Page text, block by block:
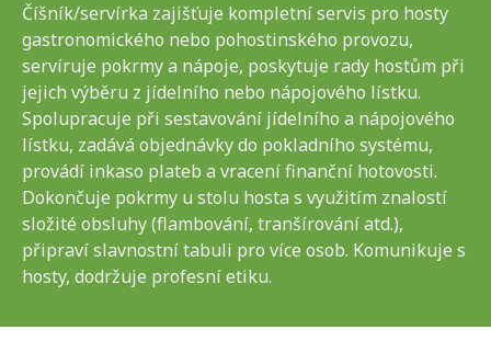
Číšník/servírka zajišťuje kompletní servis pro hosty
gastronomického nebo pohostinského provozu,
servíruje pokrmy a nápoje, poskytuje rady hostům při
jejich výběru z jídelního nebo nápojového lístku.
Spolupracuje při sestavování jídelního a nápojového
lístku, zadává objednávky do pokladního systému,
provádí inkaso plateb a vracení finanční hotovosti.
Dokončuje pokrmy u stolu hosta s využitím znalostí
složité obsluhy (flambování, tranšírování atd.),
připraví slavnostní tabuli pro více osob. Komunikuje s
hosty, dodržuje profesní etiku.